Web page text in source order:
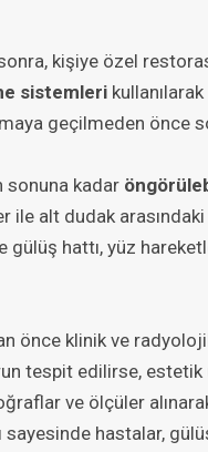
kişiye özel
sistemleri
geçilmeden önce
sonuna kadar
ile alt dudak
gülüş hattı, yüz
önce klinik ve
tespit edilirse,
ve ölçüler
sayesinde hastalar,